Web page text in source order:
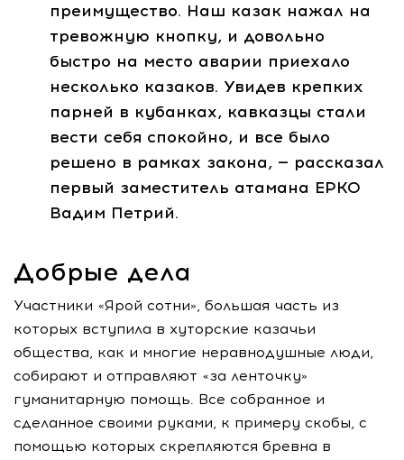
преимущество. Наш казак нажал на
тревожную кнопку, и довольно
быстро на место аварии приехало
несколько казаков. Увидев крепких
парней в кубанках, кавказцы стали
вести себя спокойно, и все было
решено в рамках закона, — рассказал
первый заместитель атамана ЕРКО
Вадим Петрий.
Добрые дела
Участники «Ярой сотни», большая часть из
которых вступила в хуторские казачьи
общества, как и многие неравнодушные люди,
собирают и отправляют «за ленточку»
гуманитарную помощь. Все собранное и
сделанное своими руками, к примеру скобы, с
помощью которых скрепляются бревна в